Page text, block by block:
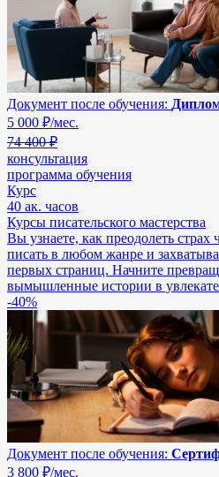
Документ после обучения:
5 000 ₽/мес.
74 400 ₽
консультация
программа обучения
Курс
40 ак. часов
Курсы писательского мастерства
Вы узнаете, как преодолеть страх
писать в любом жанре и
первых страниц. Начните
вымышленные истории в
-40%
Документ после обучения:
3 800 ₽/мес.